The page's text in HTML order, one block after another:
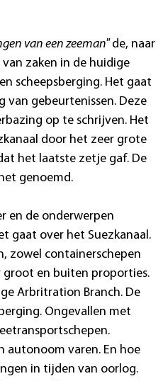
van een zeeman"de, naar
zaken in de huidige
scheepsberging. Het gaat
van gebeurtenissen. Deze
op te schrijven. Het
door het zeer grote
het laatste zetje gaf. De
genoemd.
en de onderwerpen
gaat over het Suezkanaal.
zowel containerschepen
groot en buiten proporties.
Arbritration Branch. De
Ongevallen met
autonoom varen. En hoe
in tijden van oorlog.